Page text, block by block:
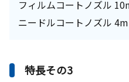
フィルムコートノズル
ニードルコートノズル
特長その3